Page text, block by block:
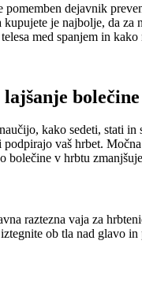
pomemben dejavnik
kupujete je najbolje, da
med spanjem in
kako sedeti, stati
vaš hrbet.
bolečine v hrbtu
raztezna vaja za
ob tla nad glavo